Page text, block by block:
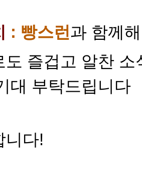
: 빵스런과 함께
도 즐겁고 알찬
대 부탁드립니다
니다!